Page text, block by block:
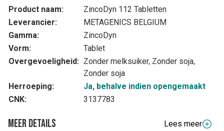
Product naam:
ZincoDyn 112 Tabletten
Leverancier:
METAGENICS BELGIUM
Gamma:
ZincoDyn
Vorm:
Tablet
Overgevoeligheid: Zonder melksuiker, Zonder soja,
Zonder soja
Herroeping:
Ja, behalve indien opengemaakt
CNK:
3137783
Meer details
Lees meer